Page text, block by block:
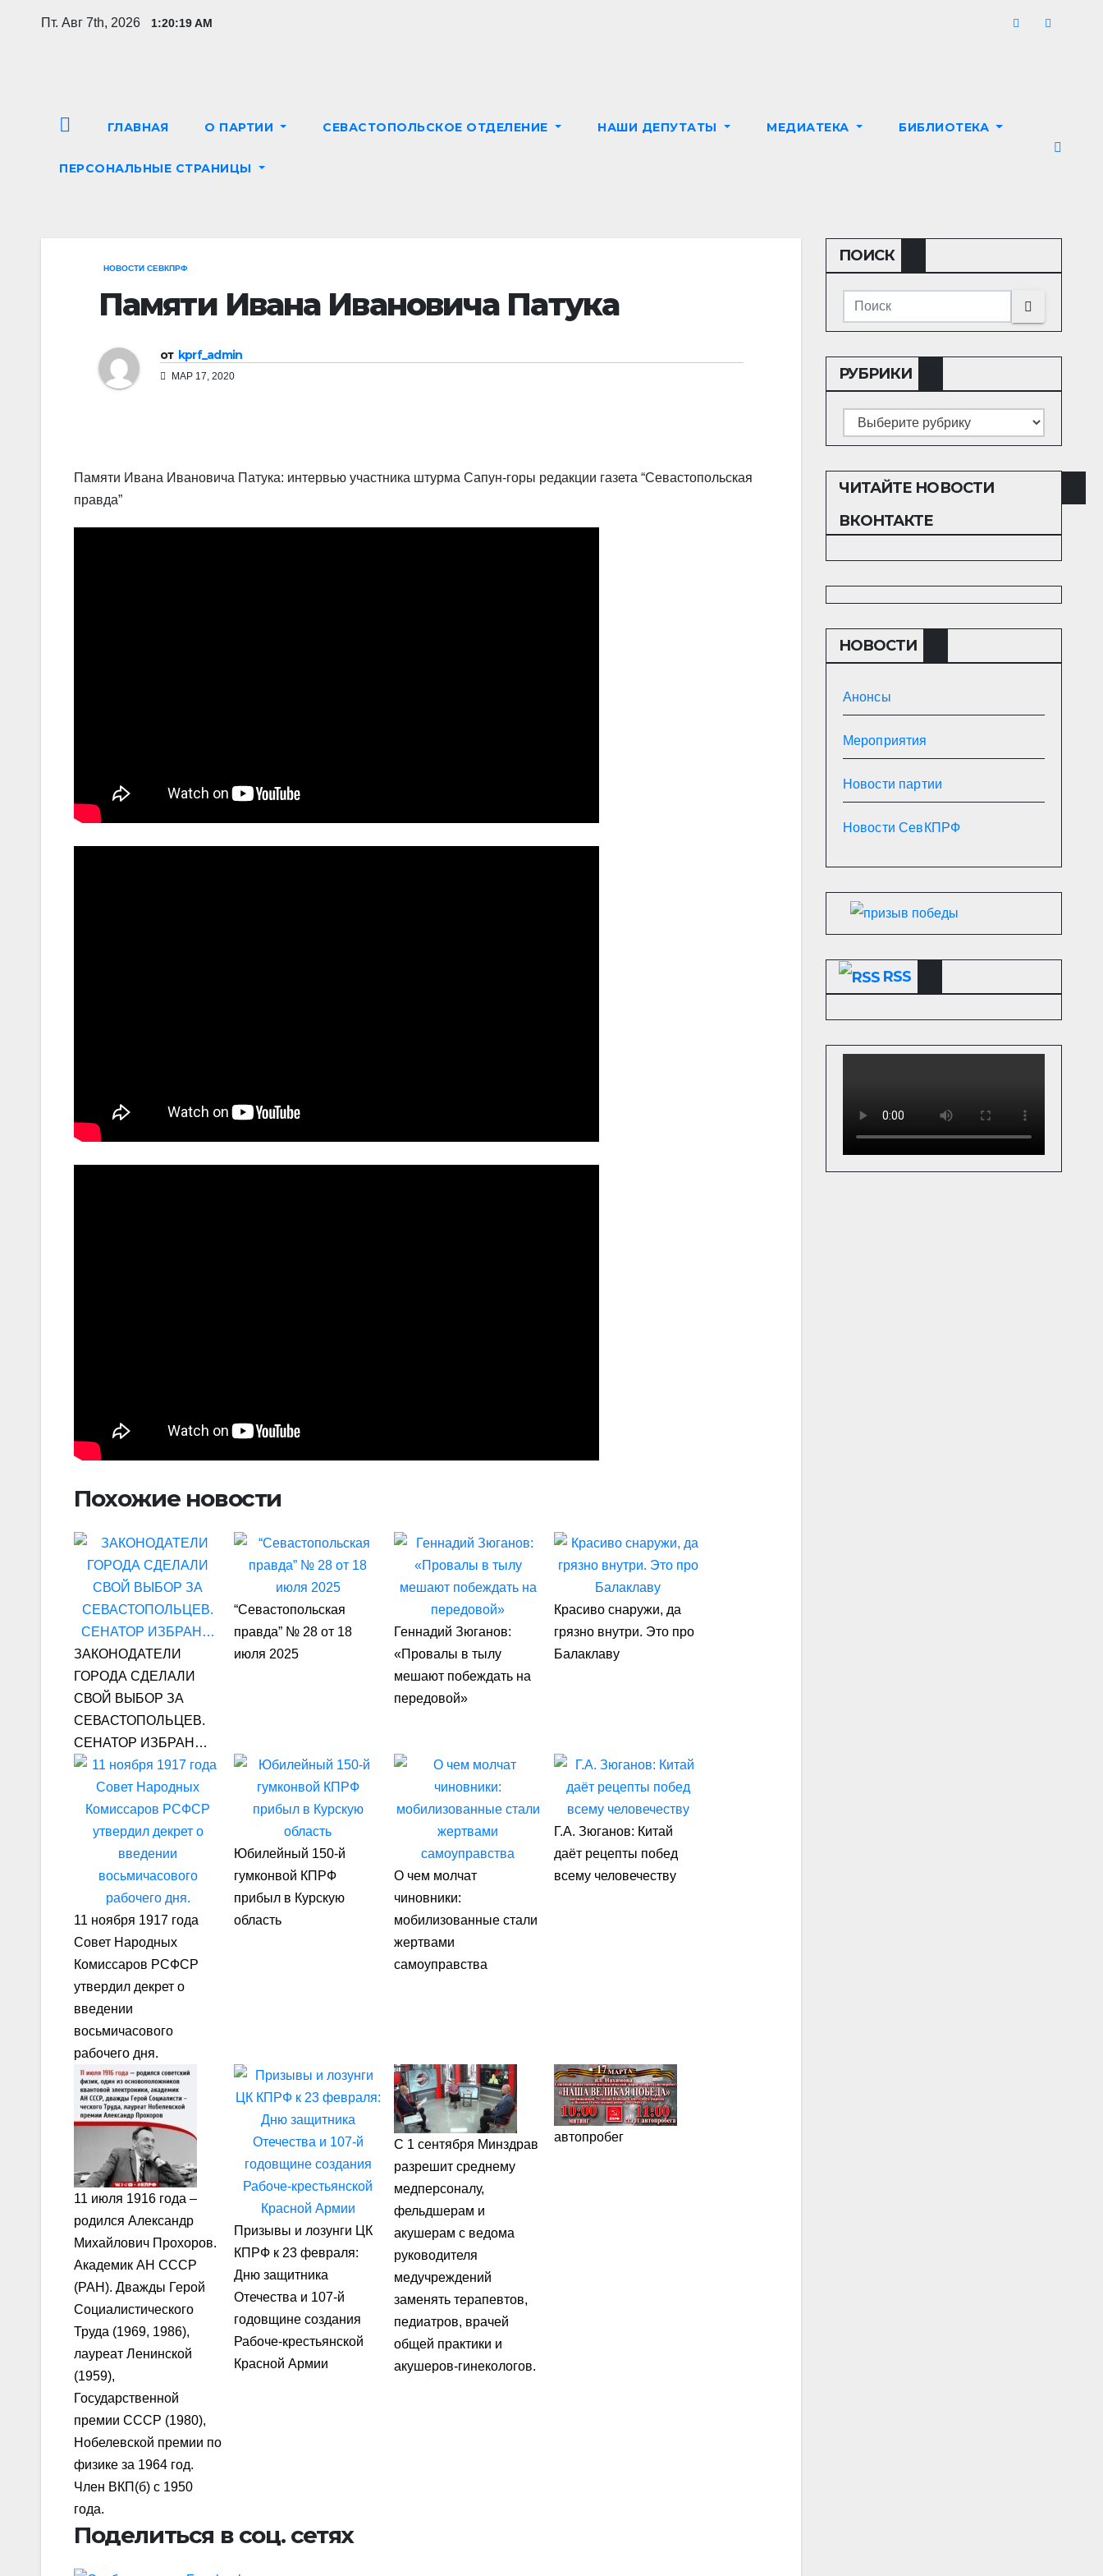
Пт. Авг 7th, 2026 1:20:20 AM
ГЛАВНАЯ О ПАРТИИ СЕВАСТОПОЛЬСКОЕ ОТДЕЛЕНИЕ НАШИ ДЕПУТАТЫ МЕДИАТЕКА БИБЛИОТЕКА
ПЕРСОНАЛЬНЫЕ СТРАНИЦЫ
НОВОСТИ СЕВКПРФ
Памяти Ивана Ивановича Патука
от kprf_admin
МАР 17, 2020
Памяти Ивана Ивановича Патука: интервью участника штурма Сапун-горы редакции газета “Севастопольская
правда”
Похожие новости
ЗАКОНОДАТЕЛИ
ГОРОДА СДЕЛАЛИ
СВОЙ ВЫБОР ЗА
СЕВАСТОПОЛЬЦЕВ.
СЕНАТОР ИЗБРАН…
“Севастопольская
правда” № 28 от 18
июля 2025
Геннадий Зюганов:
«Провалы в тылу
мешают побеждать на
передовой»
Красиво снаружи, да
грязно внутри. Это про
Балаклаву
11 ноября 1917 года
Совет Народных
Комиссаров РСФСР
утвердил декрет о
введении
восьмичасового
рабочего дня.
Юбилейный 150-й
гумконвой КПРФ
прибыл в Курскую
область
О чем молчат
чиновники:
мобилизованные стали
жертвами
самоуправства
Г.А. Зюганов: Китай
даёт рецепты побед
всему человечеству
11 июля 1916 года –
родился Александр
Михайлович Прохоров.
Академик АН СССР
(РАН). Дважды Герой
Социалистического
Труда (1969, 1986),
лауреат Ленинской
(1959),
Государственной
премии СССР (1980),
Нобелевской премии по
физике за 1964 год.
Член ВКП(б) с 1950
года.
Призывы и лозунги ЦК
КПРФ к 23 февраля:
Дню защитника
Отечества и 107-й
годовщине создания
Рабоче-крестьянской
Красной Армии
С 1 сентября Минздрав
разрешит среднему
медперсоналу,
фельдшерам и
акушерам с ведома
руководителя
медучреждений
заменять терапевтов,
педиатров, врачей
общей практики и
акушеров-гинекологов.
автопробег
Поделиться в соц. сетях
ПОИСК
РУБРИКИ
Рубрики
ЧИТАЙТЕ НОВОСТИ
ВКОНТАКТЕ
НОВОСТИ
Анонсы
Мероприятия
Новости партии
Новости СевКПРФ
RSS